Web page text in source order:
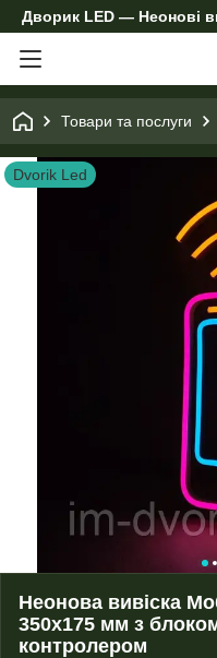
Дворик LED — Неонові
Товари та послуги
Dvorik Led
Неонова вивіска
350х175 мм з
контролером